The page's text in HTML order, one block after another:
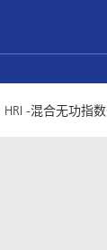
HRI -混合无功指数